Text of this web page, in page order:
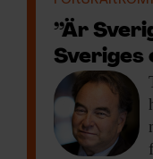
”Är
Sveriges